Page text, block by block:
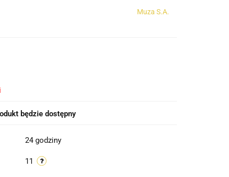
Muza S.A.
będzie dostępny
24 godziny
11